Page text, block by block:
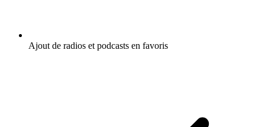
Ajout de radios et podcasts en favoris